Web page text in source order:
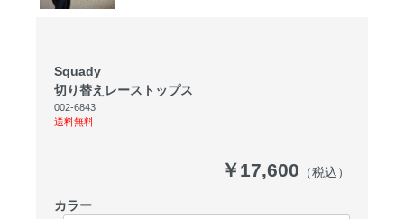
Squady
切り替えレーストップス
002-6843
送料無料
￥17,600 （税込）
カラー